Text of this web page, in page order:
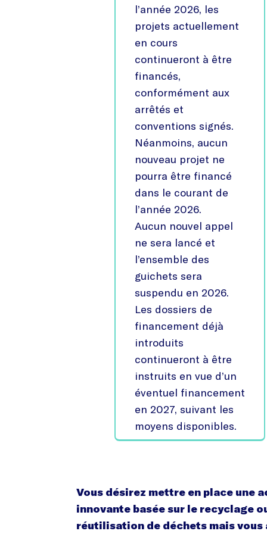
l’année 2026, les
projets actuellement
en cours
continueront à être
financés,
conformément aux
arrêtés et
conventions signés.
Néanmoins, aucun
nouveau projet ne
pourra être financé
dans le courant de
l’année 2026.
Aucun nouvel appel
ne sera lancé et
l’ensemble des
guichets sera
suspendu en 2026.
Les dossiers de
financement déjà
introduits
continueront à être
instruits en vue d’un
éventuel financement
en 2027, suivant les
moyens disponibles.
Vous désirez mettre en place une
innovante basée sur le recyclage
réutilisation de déchets mais vous